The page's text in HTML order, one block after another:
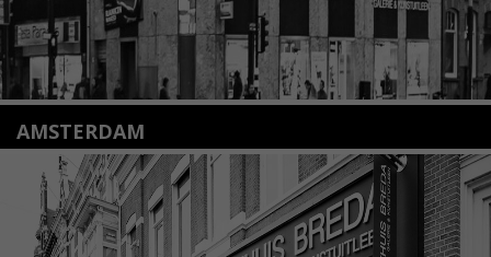
AMSTERDAM
Amstelveenseweg 135
1075 VX Amsterdam
+31 (0)20 2332546
info@kunsthuisamsterdam.nl